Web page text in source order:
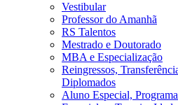
Vestibular
Professor do Amanhã
RS Talentos
Mestrado e Doutorado
MBA e Especialização
Reingressos,
Diplomados
Aluno Especial,